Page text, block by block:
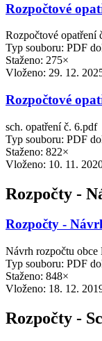
Rozpočtové
Rozpočtové opatření
Typ souboru: PDF
Staženo: 275×
Vloženo: 29. 12.
Rozpočtové
sch. opatření č. 6.pdf
Typ souboru: PDF
Staženo: 822×
Vloženo: 10. 11.
Rozpočty -
Rozpočty -
Návrh rozpočtu
Typ souboru: PDF
Staženo: 848×
Vloženo: 18. 12.
Rozpočty -